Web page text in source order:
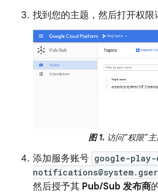
找到您的主题，然后打开权限
图 1. 访问“权限”主
添加服务账号 google-
然后授予其 Pub/Sub 发布商